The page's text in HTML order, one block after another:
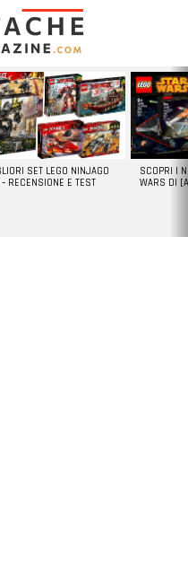
SET LEGO NINJAGO
RECENSIONE E TEST
SCOPRI I
WARS DI